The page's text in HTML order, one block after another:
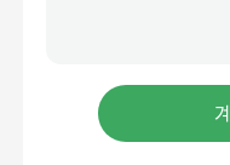
해저 펜더